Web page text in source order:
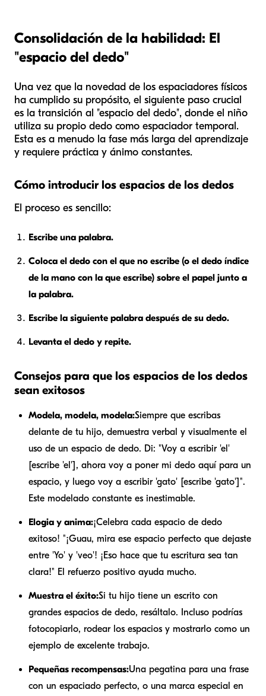
Consolidación de la habilidad: El
"espacio del dedo"
Una vez que la novedad de los espaciadores físicos
ha cumplido su propósito, el siguiente paso crucial
es la transición al "espacio del dedo", donde el niño
utiliza su propio dedo como espaciador temporal.
Esta es a menudo la fase más larga del aprendizaje
y requiere práctica y ánimo constantes.
Cómo introducir los espacios de los dedos
El proceso es sencillo:
Escribe una palabra.
Coloca el dedo con el que no escribe (o el dedo índice
de la mano con la que escribe) sobre el papel junto a
la palabra.
Escribe la siguiente palabra después de su dedo.
Levanta el dedo y repite.
Consejos para que los espacios de los dedos
sean exitosos
Modela, modela, modela:Siempre que escribas
delante de tu hijo, demuestra verbal y visualmente el
uso de un espacio de dedo. Di: "Voy a escribir 'el'
[escribe 'el'], ahora voy a poner mi dedo aquí para un
espacio, y luego voy a escribir 'gato' [escribe 'gato']".
Este modelado constante es inestimable.
Elogia y anima:¡Celebra cada espacio de dedo
exitoso! "¡Guau, mira ese espacio perfecto que dejaste
entre 'Yo' y 'veo'! ¡Eso hace que tu escritura sea tan
clara!" El refuerzo positivo ayuda mucho.
Muestra el éxito:Si tu hijo tiene un escrito con
grandes espacios de dedo, resáltalo. Incluso podrías
fotocopiarlo, rodear los espacios y mostrarlo como un
ejemplo de excelente trabajo.
Pequeñas recompensas:Una pegatina para una frase
con un espaciado perfecto, o una marca especial en